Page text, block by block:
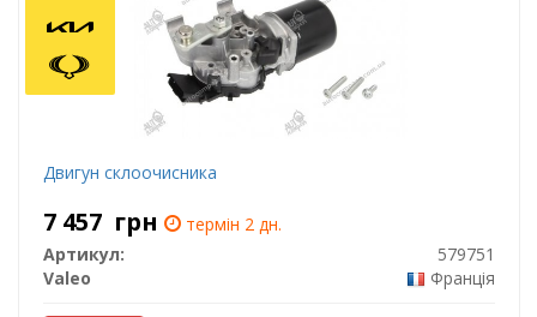
Двигун склоочисника
7 457 грн
термін 2 дн.
Артикул:
579751
Valeo
Франція